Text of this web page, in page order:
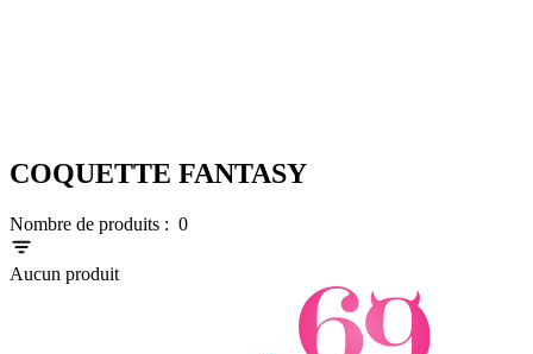
COQUETTE FANTASY
Nombre de produits : 0
Aucun produit